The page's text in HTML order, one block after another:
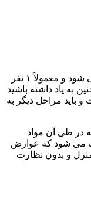
سم زدایی فوق سریع در چند ساعت انجام می شود و معمولاً ۱ نفر
به یاد داشته باشید
باید مراحل دیگر به
در طی آن مواد
می شود که عوارض
و بدون نظارت